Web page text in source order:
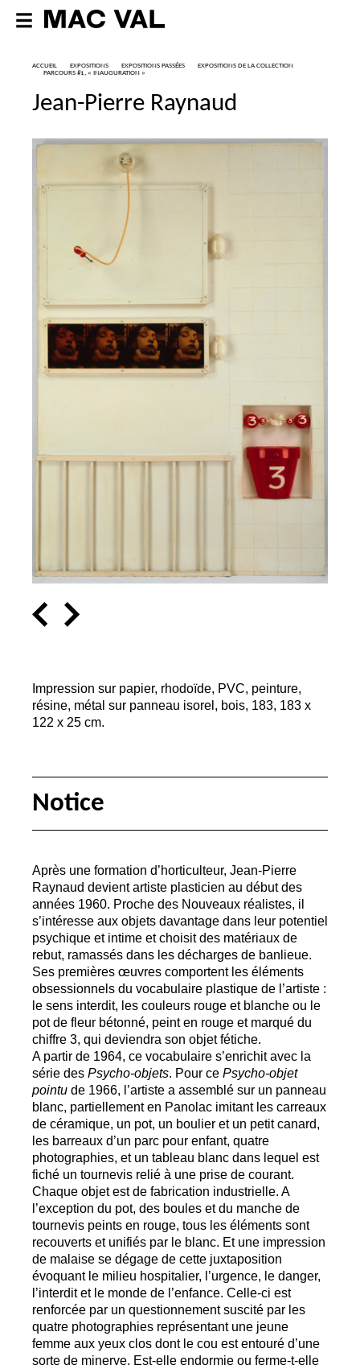
ACCUEIL EXPOSITIONS EXPOSITIONS PASSÉES
EXPOSITIONS DE LA COLLECTION
PARCOURS #1, « INAUGURATION »
Jean-Pierre Raynaud
Impression sur papier, rhodoïde, PVC, peinture,
résine, métal sur panneau isorel, bois, 183, 183 x
122 x 25 cm.
Notice
Après une formation d’horticulteur, Jean-Pierre
Raynaud devient artiste plasticien au début des
années 1960. Proche des Nouveaux réalistes, il
s’intéresse aux objets davantage dans leur potentiel
psychique et intime et choisit des matériaux de
rebut, ramassés dans les décharges de banlieue.
Ses premières œuvres comportent les éléments
obsessionnels du vocabulaire plastique de l’artiste :
le sens interdit, les couleurs rouge et blanche ou le
pot de fleur bétonné, peint en rouge et marqué du
chiffre 3, qui deviendra son objet fétiche.
A partir de 1964, ce vocabulaire s’enrichit avec la
série des Psycho-objets. Pour ce Psycho-objet
pointu de 1966, l’artiste a assemblé sur un panneau
blanc, partiellement en Panolac imitant les carreaux
de céramique, un pot, un boulier et un petit canard,
les barreaux d’un parc pour enfant, quatre
photographies, et un tableau blanc dans lequel est
fiché un tournevis relié à une prise de courant.
Chaque objet est de fabrication industrielle. A
l’exception du pot, des boules et du manche de
tournevis peints en rouge, tous les éléments sont
recouverts et unifiés par le blanc. Et une impression
de malaise se dégage de cette juxtaposition
évoquant le milieu hospitalier, l’urgence, le danger,
l’interdit et le monde de l’enfance. Celle-ci est
renforcée par un questionnement suscité par les
quatre photographies représentant une jeune
femme aux yeux clos dont le cou est entouré d’une
sorte de minerve. Est-elle endormie ou ferme-t-elle